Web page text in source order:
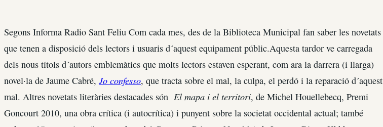
Segons Informa Radio Sant Feliu Com cada mes, des de la Biblioteca Municipal fan saber les novetats
que tenen a disposició dels lectors i usuaris d´aquest equipament públic.Aquesta tardor ve carregada
dels nous títols d´autors emblemàtics que molts lectors estaven esperant, com ara la darrera (i llarga)
novel·la de Jaume Cabré, Jo confesso, que tracta sobre el mal, la culpa, el perdó i la reparació d´aquest
mal. Altres novetats literàries destacades són El mapa i el territori, de Michel Houellebecq, Premi
Goncourt 2010, una obra crítica (i autocrítica) i punyent sobre la societat occidental actual; també